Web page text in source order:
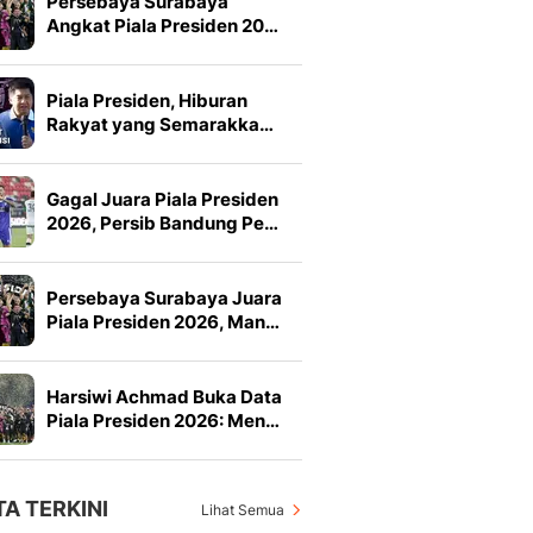
Angkat Piala Presiden 20…
Piala Presiden, Hiburan
Rakyat yang Semarakka…
Gagal Juara Piala Presiden
2026, Persib Bandung Pe…
Persebaya Surabaya Juara
Piala Presiden 2026, Man…
Harsiwi Achmad Buka Data
Piala Presiden 2026: Men…
TERKINI Lihat Semua